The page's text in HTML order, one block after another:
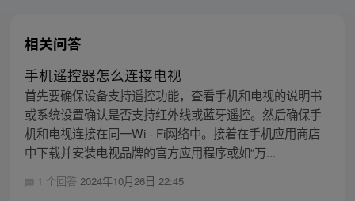
相关问答
手机遥控器怎么连接电视
首先要确保设备支持遥控功能，查看手机和电视的说明书
或系统设置确认是否支持红外线或蓝牙遥控。然后确保手
机和电视连接在同一Wi - Fi网络中。接着在手机应用商店
中下载并安装电视品牌的官方应用程序或如“万...
1 个回答 2024年10月26日 22:45